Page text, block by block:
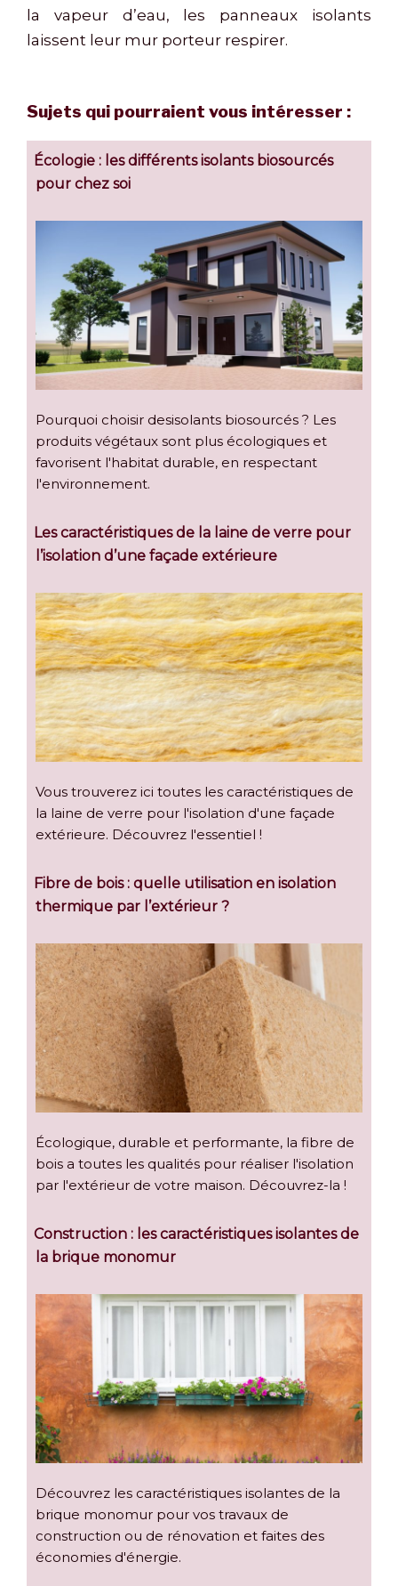
la vapeur d’eau, les panneaux isolants
laissent leur mur porteur respirer.
Sujets qui pourraient vous intéresser :
Écologie : les différents isolants biosourcés
pour chez soi
Pourquoi choisir desisolants biosourcés ? Les
produits végétaux sont plus écologiques et
favorisent l'habitat durable, en respectant
l'environnement.
Les caractéristiques de la laine de verre pour
l’isolation d’une façade extérieure
Vous trouverez ici toutes les caractéristiques de
la laine de verre pour l'isolation d'une façade
extérieure. Découvrez l'essentiel !
Fibre de bois : quelle utilisation en isolation
thermique par l’extérieur ?
Écologique, durable et performante, la fibre de
bois a toutes les qualités pour réaliser l'isolation
par l'extérieur de votre maison. Découvrez-la !
Construction : les caractéristiques isolantes de
la brique monomur
Découvrez les caractéristiques isolantes de la
brique monomur pour vos travaux de
construction ou de rénovation et faites des
économies d'énergie.